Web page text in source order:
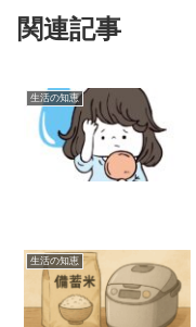
関連記事
生活の知恵
生活の知恵